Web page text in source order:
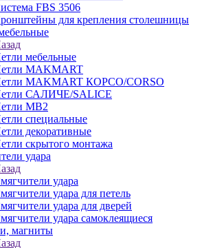
FBS 3506
для крепления столешницы
мебельные
MAKMART
MAKMART КОРСО/CORSO
САЛИЧЕ/SALICE
MB2
специальные
декоративные
скрытого монтажа
удара
удара
удара для петель
удара для дверей
удара самоклеящиеся
магниты